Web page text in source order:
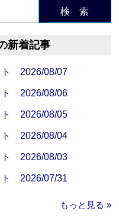
検 索
新着記事
ト 2026/08/07
ト 2026/08/06
ト 2026/08/05
ト 2026/08/04
ト 2026/08/03
ト 2026/07/31
もっと見る »